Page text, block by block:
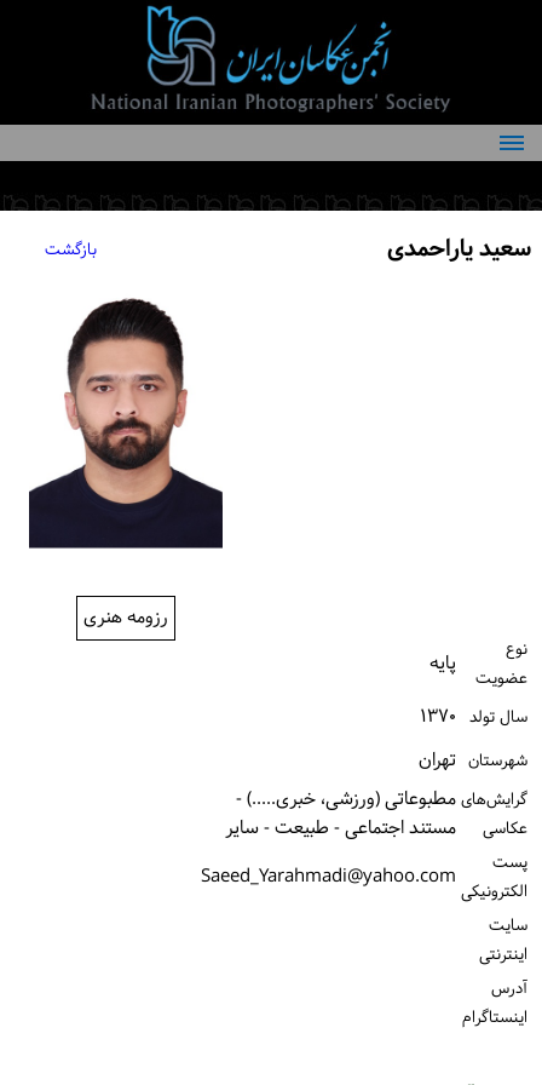
درباره انجمن
کمیته‌های انجمن
سعید یاراحمدی بازگشت
رزومه هنری
نوع
عضویت
پایه
سال تولد ۱۳۷۰
شهرستان تهران
گرایش‌های
عکاسی
مطبوعاتی (ورزشی، خبری.....) -
مستند اجتماعی - طبیعت - سایر
پست
الكترونیكی Saeed_Yarahmadi@yahoo.com
سایت
اینترنتی
آدرس
اینستاگرام